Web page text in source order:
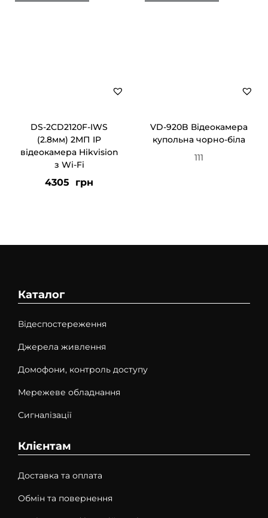
DS-2CD2120F-IWS
(2.8мм) 2МП IP
відеокамера Hikvision
з Wi-Fi
4305 грн
VD-920B Відеокамера
купольна чорно-біла
111
Каталог
Відеспостереження
Джерела живлення
Домофони, контроль доступу
Мережеве обладнання
Сигналізації
Клієнтам
Доставка та оплата
Обмін та повернення